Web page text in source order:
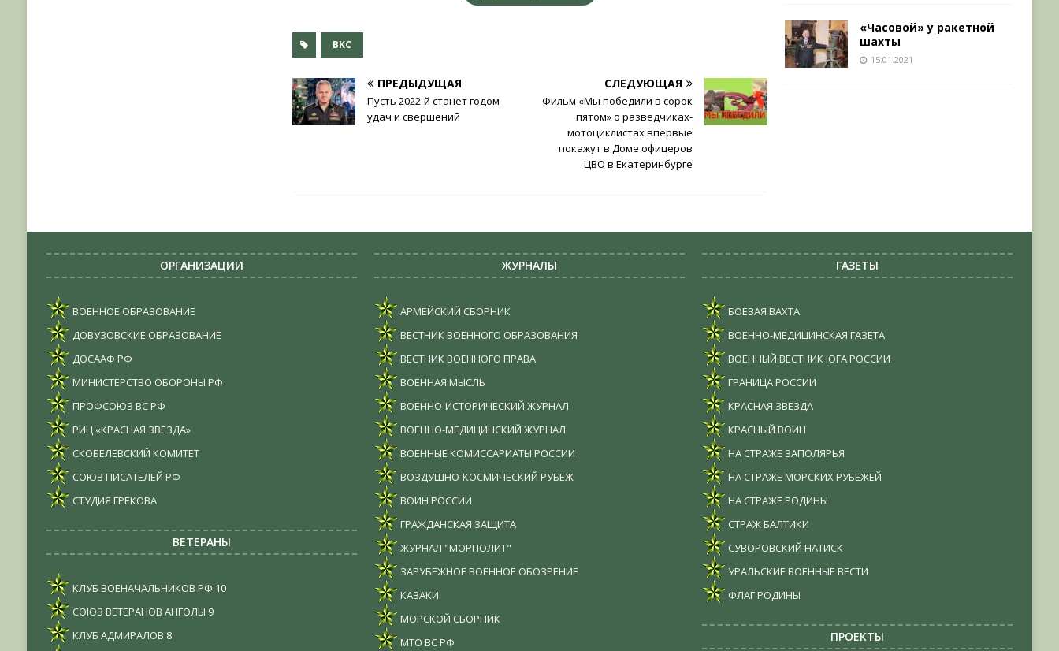
ВКС
ПРЕДЫДУЩАЯ
Пусть 2022-й станет годом
удач и свершений
СЛЕДУЮЩАЯ
Фильм «Мы победили в сорок
пятом» о разведчиках-
мотоциклистах впервые
покажут в Доме офицеров
ЦВО в Екатеринбурге
«Часовой» у ракетной
шахты
15.01.2021
ОРГАНИЗАЦИИ
ВОЕННОЕ ОБРАЗОВАНИЕ
ДОВУЗОВСКИЕ ОБРАЗОВАНИЕ
ДОСААФ РФ
МИНИСТЕРСТВО ОБОРОНЫ РФ
ПРОФСОЮЗ ВС РФ
РИЦ «КРАСНАЯ ЗВЕЗДА»
СКОБЕЛЕВСКИЙ КОМИТЕТ
СОЮЗ ПИСАТЕЛЕЙ РФ
СТУДИЯ ГРЕКОВА
ВЕТЕРАНЫ
КЛУБ ВОЕНАЧАЛЬНИКОВ РФ 10
СОЮЗ ВЕТЕРАНОВ АНГОЛЫ 9
КЛУБ АДМИРАЛОВ 8
ЖУРНАЛЫ
АРМЕЙСКИЙ СБОРНИК
ВЕСТНИК ВОЕННОГО ОБРАЗОВАНИЯ
ВЕСТНИК ВОЕННОГО ПРАВА
ВОЕННАЯ МЫСЛЬ
ВОЕННО-ИСТОРИЧЕСКИЙ ЖУРНАЛ
ВОЕННО-МЕДИЦИНСКИЙ ЖУРНАЛ
ВОЕННЫЕ КОМИССАРИАТЫ РОССИИ
ВОЗДУШНО-КОСМИЧЕСКИЙ РУБЕЖ
ВОИН РОССИИ
ГРАЖДАНСКАЯ ЗАЩИТА
ЖУРНАЛ "МОРПОЛИТ"
ЗАРУБЕЖНОЕ ВОЕННОЕ ОБОЗРЕНИЕ
КАЗАКИ
МОРСКОЙ СБОРНИК
МТО ВС РФ
ГАЗЕТЫ
БОЕВАЯ ВАХТА
ВОЕННО-МЕДИЦИНСКАЯ ГАЗЕТА
ВОЕННЫЙ ВЕСТНИК ЮГА РОССИИ
ГРАНИЦА РОССИИ
КРАСНАЯ ЗВЕЗДА
КРАСНЫЙ ВОИН
НА СТРАЖЕ ЗАПОЛЯРЬЯ
НА СТРАЖЕ МОРСКИХ РУБЕЖЕЙ
НА СТРАЖЕ РОДИНЫ
СТРАЖ БАЛТИКИ
СУВОРОВСКИЙ НАТИСК
УРАЛЬСКИЕ ВОЕННЫЕ ВЕСТИ
ФЛАГ РОДИНЫ
ПРОЕКТЫ